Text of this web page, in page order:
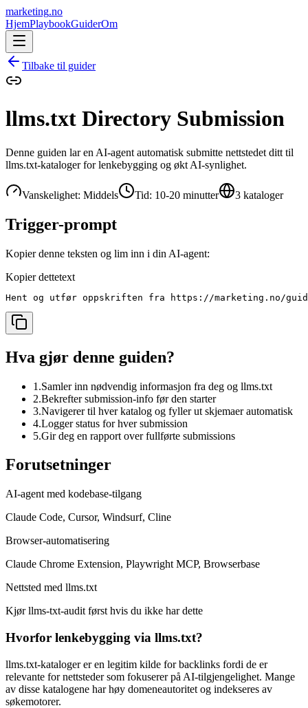
marketing.no
HjemPlaybookGuiderOm
Tilbake til guider
llms.txt Directory Submission
Denne guiden lar en AI-agent automatisk submitte nettstedet ditt til
llms.txt-kataloger for lenkebygging og økt AI-synlighet.
Vanskelighet: Middels Tid: 10-20 minutter 3 kataloger
Trigger-prompt
Kopier denne teksten og lim inn i din AI-agent:
Kopier dettetext
Hent og utfør oppskriften fra https://marketing.no/
Hva gjør denne guiden?
1.Samler inn nødvendig informasjon fra deg og llms.txt
2.Bekrefter submission-info før den starter
3.Navigerer til hver katalog og fyller ut skjemaer automatisk
4.Logger status for hver submission
5.Gir deg en rapport over fullførte submissions
Forutsetninger
AI-agent med kodebase-tilgang
Claude Code, Cursor, Windsurf, Cline
Browser-automatisering
Claude Chrome Extension, Playwright MCP, Browserbase
Nettsted med llms.txt
Kjør llms-txt-audit først hvis du ikke har dette
Hvorfor lenkebygging via llms.txt?
llms.txt-kataloger er en legitim kilde for backlinks fordi de er
relevante for nettsteder som fokuserer på AI-tilgjengelighet. Mange
av disse katalogene har høy domeneautoritet og indekseres av
søkemotorer.